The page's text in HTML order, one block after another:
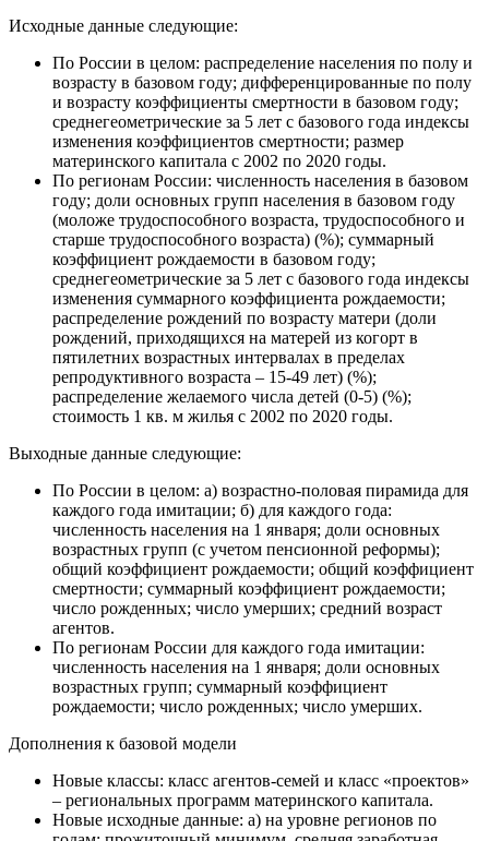
Исходные данные следующие:
По России в целом: распределение населения по полу и
возрасту в базовом году; дифференцированные по полу
и возрасту коэффициенты смертности в базовом году;
среднегеометрические за 5 лет с базового года индексы
изменения коэффициентов смертности; размер
материнского капитала с 2002 по 2020 годы.
По регионам России: численность населения в базовом
году; доли основных групп населения в базовом году
(моложе трудоспособного возраста, трудоспособного и
старше трудоспособного возраста) (%); суммарный
коэффициент рождаемости в базовом году;
среднегеометрические за 5 лет с базового года индексы
изменения суммарного коэффициента рождаемости;
распределение рождений по возрасту матери (доли
рождений, приходящихся на матерей из когорт в
пятилетних возрастных интервалах в пределах
репродуктивного возраста – 15-49 лет) (%);
распределение желаемого числа детей (0-5) (%);
стоимость 1 кв. м жилья с 2002 по 2020 годы.
Выходные данные следующие:
По России в целом: а) возрастно-половая пирамида для
каждого года имитации; б) для каждого года:
численность населения на 1 января; доли основных
возрастных групп (с учетом пенсионной реформы);
общий коэффициент рождаемости; общий коэффициент
смертности; суммарный коэффициент рождаемости;
число рожденных; число умерших; средний возраст
агентов.
По регионам России для каждого года имитации:
численность населения на 1 января; доли основных
возрастных групп; суммарный коэффициент
рождаемости; число рожденных; число умерших.
Дополнения к базовой модели
Новые классы: класс агентов-семей и класс «проектов»
– региональных программ материнского капитала.
Новые исходные данные: а) на уровне регионов по